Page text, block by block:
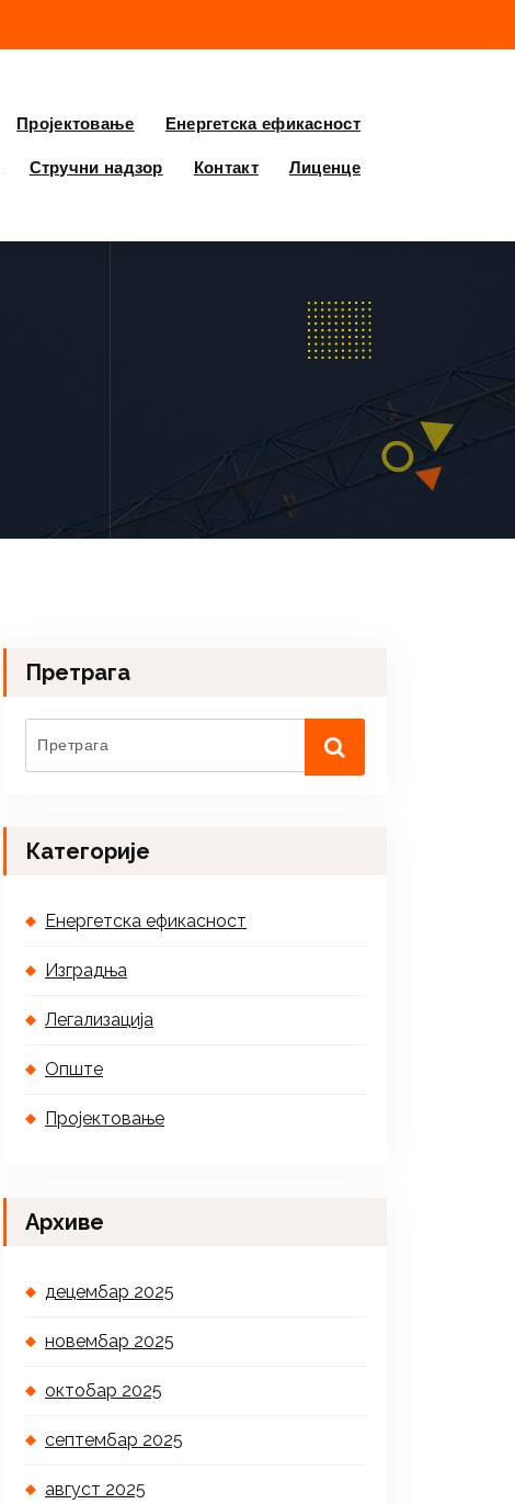
Пројектовање Енергетска ефикасност
Стручни надзор Контакт Лиценце
Претрага
Категорије
Енергетска ефикасност
Изградња
Легализација
Опште
Пројектовање
Архиве
децембар 2025
новембар 2025
октобар 2025
септембар 2025
август 2025